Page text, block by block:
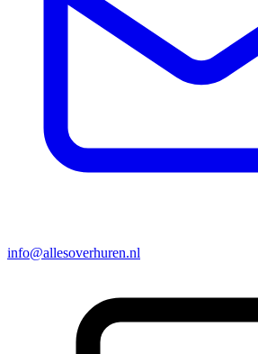
info@allesoverhuren.nl